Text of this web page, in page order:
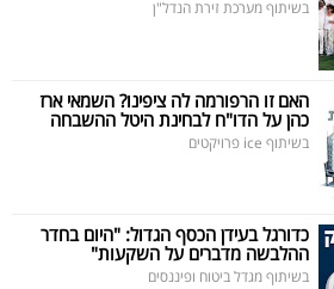
בשיתוף מערכת זירת הנדל"ן
האם זו הרפורמה לה ציפינו? השמאי ארז
כהן על הדו"ח לבחינת היטל ההשבחה
בשיתוף ice פרויקטים
כדורגל בעידן הכסף הגדול: "היום בחדר
ההלבשה מדברים על השקעות"
בשיתוף מגדל ביטוח ופיננסים